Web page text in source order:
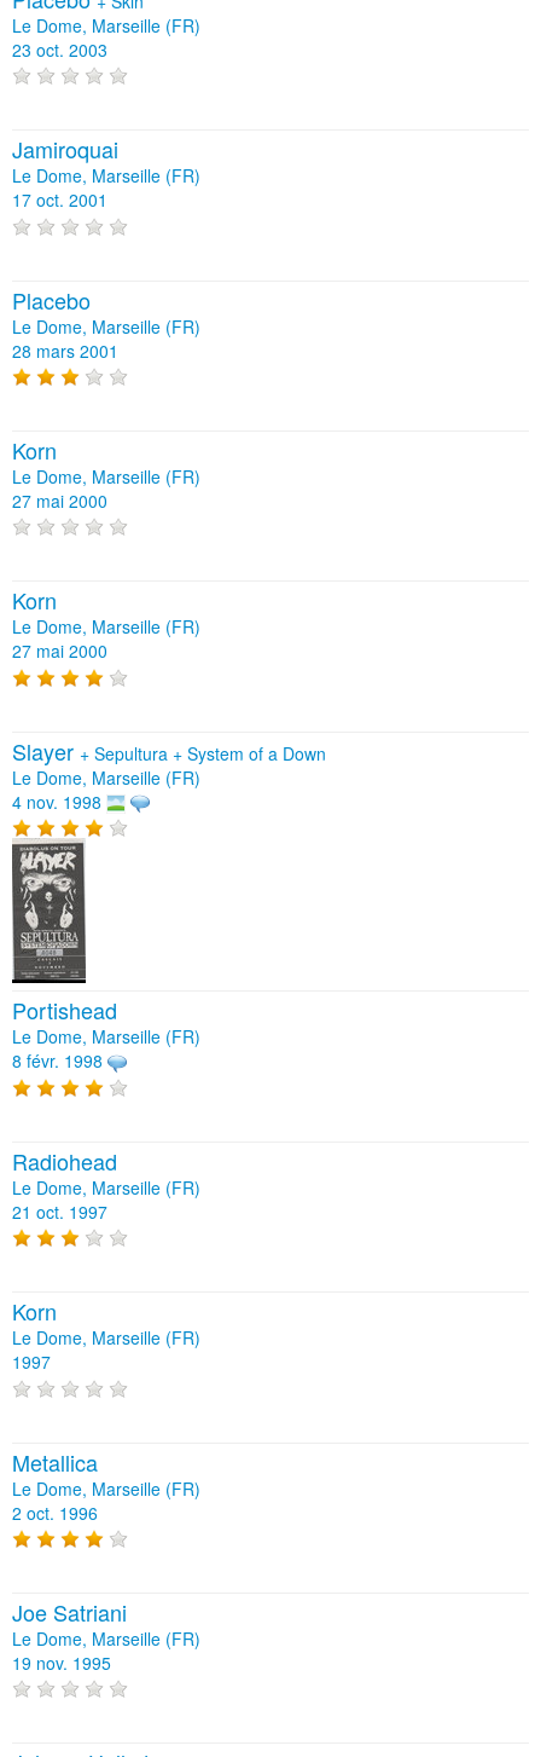
Le Dome, Marseille (FR)
23 oct. 2003
Jamiroquai
Le Dome, Marseille (FR)
17 oct. 2001
Placebo
Le Dome, Marseille (FR)
28 mars 2001
Korn
Le Dome, Marseille (FR)
27 mai 2000
Korn
Le Dome, Marseille (FR)
27 mai 2000
Slayer + Sepultura + System of a Down
Le Dome, Marseille (FR)
4 nov. 1998
Portishead
Le Dome, Marseille (FR)
8 févr. 1998
Radiohead
Le Dome, Marseille (FR)
21 oct. 1997
Korn
Le Dome, Marseille (FR)
1997
Metallica
Le Dome, Marseille (FR)
2 oct. 1996
Joe Satriani
Le Dome, Marseille (FR)
19 nov. 1995